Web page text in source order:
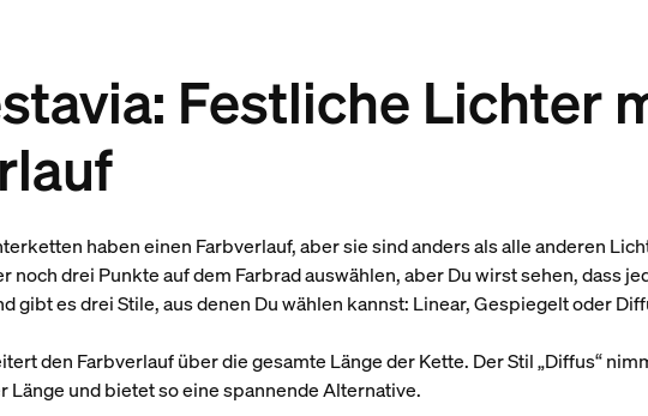
Festliche Lichter
haben einen Farbverlauf, aber sie sind anders als alle anderen
noch drei Punkte auf dem Farbrad auswählen, aber Du wirst sehen, dass
gibt es drei Stile, aus denen Du wählen kannst: Linear, Gespiegelt oder
den Farbverlauf über die gesamte Länge der Kette. Der Stil „Diffus“
Länge und bietet so eine spannende Alternative.